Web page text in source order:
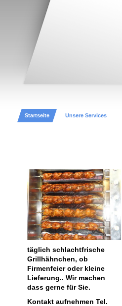
Startseite Unsere Services
täglich schlachtfrische
Grillhähnchen, ob
Firmenfeier oder kleine
Lieferung.. Wir machen
dass gerne für Sie.
Kontakt aufnehmen Tel.